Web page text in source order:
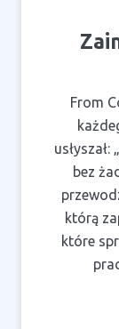
From
bez
którą
które